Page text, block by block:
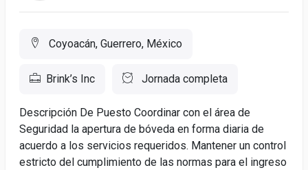
Coyoacán, Guerrero, México
Brink’s Inc Jornada completa
Descripción De Puesto Coordinar con el área de
Seguridad la apertura de bóveda en forma diaria de
acuerdo a los servicios requeridos. Mantener un control
estricto del cumplimiento de las normas para el ingreso